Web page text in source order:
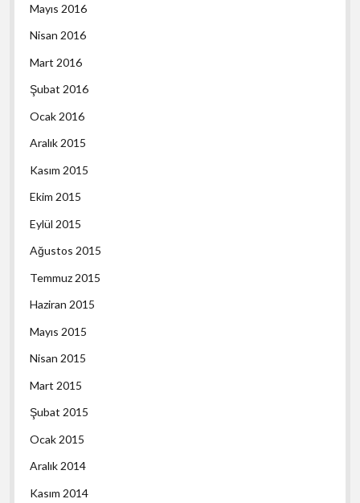
Mayıs 2016
Nisan 2016
Mart 2016
Şubat 2016
Ocak 2016
Aralık 2015
Kasım 2015
Ekim 2015
Eylül 2015
Ağustos 2015
Temmuz 2015
Haziran 2015
Mayıs 2015
Nisan 2015
Mart 2015
Şubat 2015
Ocak 2015
Aralık 2014
Kasım 2014